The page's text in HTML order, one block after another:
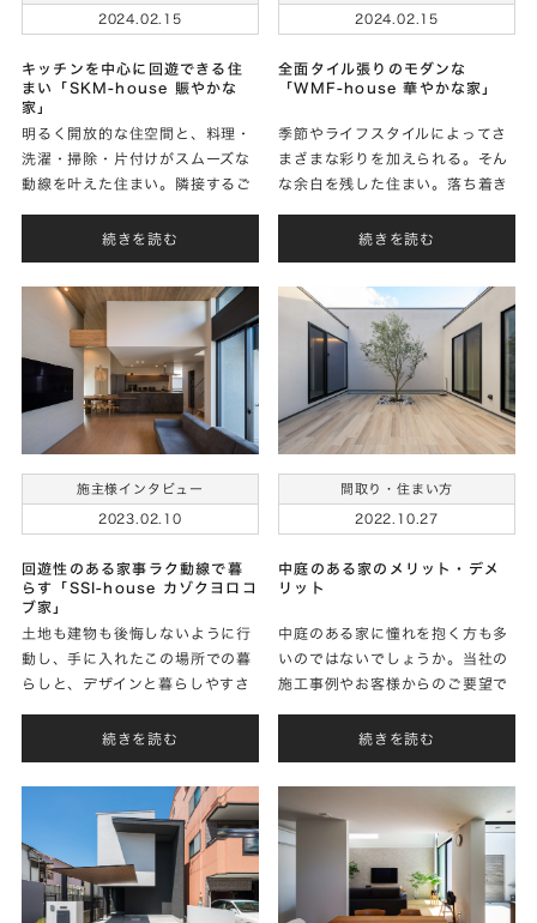
2024.02.15
キッチンを中心に回遊できる住
まい「SKM-house 賑やかな
家」
明るく開放的な住空間と、料理・
洗濯・掃除・片付けがスムーズな
動線を叶えた住まい。隣接するご
緩やかにつながりを持たせた、楽
現されたＭさまに家づ
続きを読む
2024.02.15
全面タイル張りのモダンな
「WMF-house 華やかな家」
季節やライフスタイルによってさ
まざまな彩りを加えられる。そん
な余白を残した住まい。落ち着き
に華やかな内部空間が広がる住ま
のお話をお聞きしまし
続きを読む
施主様インタビュー
2023.02.10
回遊性のある家事ラク動線で暮
らす「SSI-house カゾクヨロコ
ブ家」
土地も建物も後悔しないように行
動し、手に入れたこの場所での暮
らしと、デザインと暮らしやすさ
れた外観からは想像できないほど
を実現されたＩさまに
続きを読む
間取り・住まい方
2022.10.27
中庭のある家のメリット・デメ
リット
中庭のある家に憧れを抱く方も多
いのではないでしょうか。当社の
施工事例やお客様からのご要望で
近よく耳にします。明るい家を実
手法として中庭があり
続きを読む